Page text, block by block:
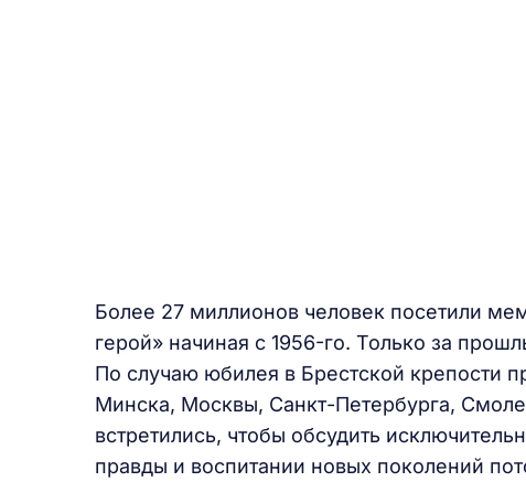
Более 27 миллионов человек посетили
герой» начиная с 1956-го. Только за
По случаю юбилея в Брестской крепости
Минска, Москвы, Санкт-Петербурга,
встретились, чтобы обсудить
правды и воспитании новых поколений